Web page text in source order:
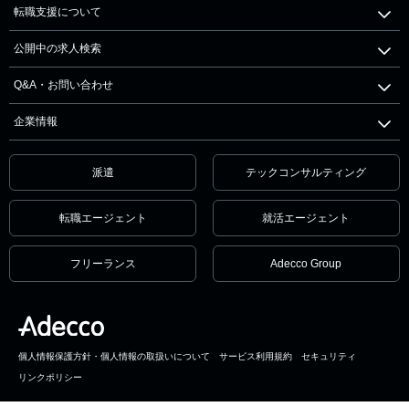
転職支援について
公開中の求人検索
Q&A・お問い合わせ
企業情報
派遣 テックコンサルティング
転職エージェント 就活エージェント
フリーランス Adecco Group
個人情報保護方針・個人情報の取扱いについて サービス利用規約 セキュリティ
リンクポリシー